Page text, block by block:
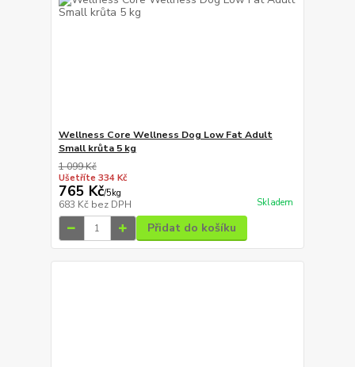
Wellness Core Wellness Dog Low Fat Adult
Small krůta 5 kg
1 099 Kč
Ušetříte 334 Kč
765 Kč/5kg
683 Kč bez DPH Skladem
Přidat do košíku